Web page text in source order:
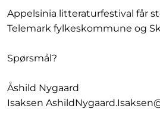
Appelsinia litteraturfestival får
Telemark fylkeskommune og
Spørsmål?
Åshild Nygaard
Isaksen